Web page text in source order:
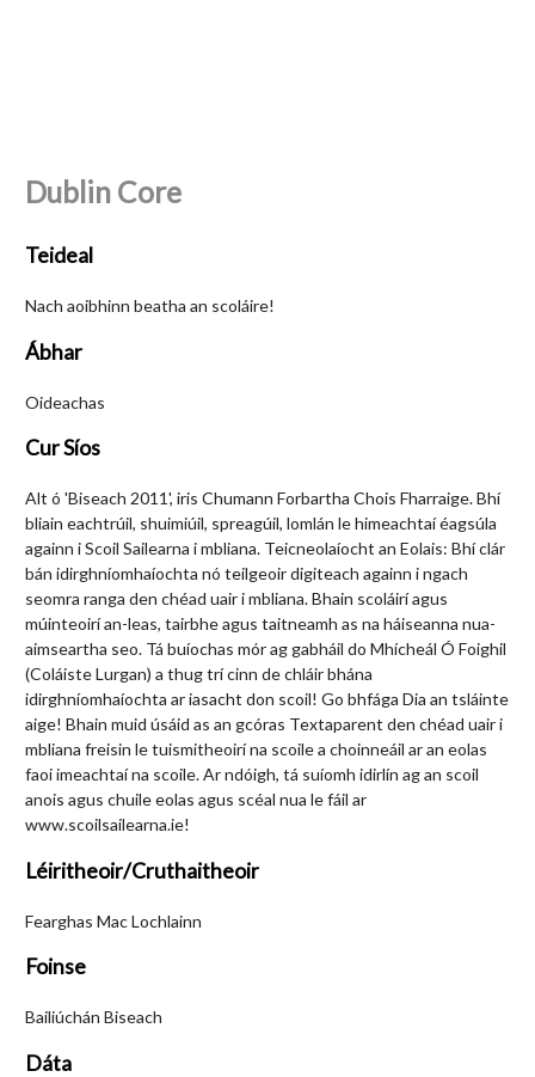
Dublin Core
Teideal
Nach aoibhinn beatha an scoláire!
Ábhar
Oideachas
Cur Síos
Alt ó 'Biseach 2011', iris Chumann Forbartha Chois Fharraige. Bhí
bliain eachtrúil, shuimiúil, spreagúil, lomlán le himeachtaí éagsúla
againn i Scoil Sailearna i mbliana. Teicneolaíocht an Eolais: Bhí clár
bán idirghníomhaíochta nó teilgeoir digiteach againn i ngach
seomra ranga den chéad uair i mbliana. Bhain scoláirí agus
múinteoirí an-leas, tairbhe agus taitneamh as na háiseanna nua-
aimseartha seo. Tá buíochas mór ag gabháil do Mhícheál Ó Foighil
(Coláiste Lurgan) a thug trí cinn de chláir bhána
idirghníomhaíochta ar iasacht don scoil! Go bhfága Dia an tsláinte
aige! Bhain muid úsáid as an gcóras Textaparent den chéad uair i
mbliana freisin le tuismitheoirí na scoile a choinneáil ar an eolas
faoi imeachtaí na scoile. Ar ndóigh, tá suíomh idirlín ag an scoil
anois agus chuile eolas agus scéal nua le fáil ar
www.scoilsailearna.ie!
Léiritheoir/Cruthaitheoir
Fearghas Mac Lochlainn
Foinse
Bailiúchán Biseach
Dáta